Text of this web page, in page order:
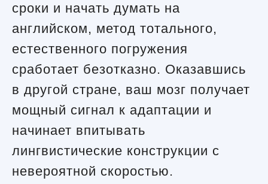
сроки и начать думать на
английском, метод тотального,
естественного погружения
сработает безотказно. Оказавшись
в другой стране, ваш мозг получает
мощный сигнал к адаптации и
начинает впитывать
лингвистические конструкции с
невероятной скоростью.